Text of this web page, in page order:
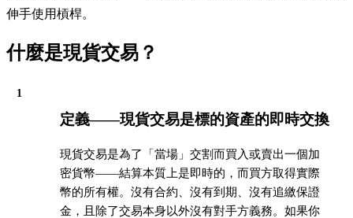
伸手使用槓桿。
什麼是現貨交易？
1
定義——現貨交易是標的資產的即時交換
現貨交易是為了「當場」交割而買入或賣出一個加
密貨幣——結算本質上是即時的，而買方取得實際
幣的所有權。沒有合約、沒有到期、沒有追繳保證
金，且除了交易本身以外沒有對手方義務。如果你